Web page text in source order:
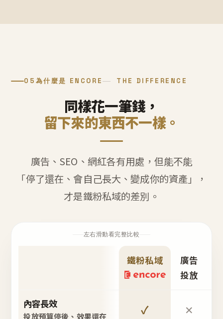
05 為什麼是 ENCORE THE DIFFERENCE
同樣花一筆錢，
留下來的東西不一樣。
廣告、SEO、網紅各有用處，但能不能
「停了還在、會自己長大、變成你的資產」，
才是鐵粉私域的差別。
左右滑動看完整比較
鐵粉私域
廣告
投放
內容長效
投放預算停後、效果還在 ✓ ✕